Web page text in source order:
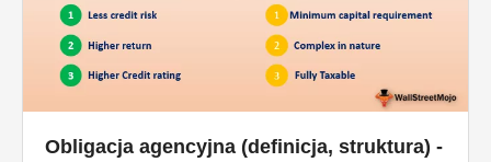
Obligacja agencyjna (definicja, struktura) -